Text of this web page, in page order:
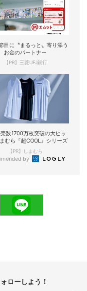
目に〝まるっと〟寄り添う
お金のパートナー
【PR】三菱UFJ銀行
数1700万枚突破の大ヒッ
むら『超COOL』シリーズ
【PR】しまむら
by
ローしよう！